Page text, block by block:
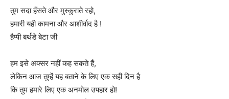
तुम सदा हँसते और मुस्कुराते रहो,
हमारी यही कामना और आशीर्वाद है !
हैप्पी बर्थडे बेटा जी
हम इसे अक्सर नहीं कह सकते हैं,
लेकिन आज तुम्हें यह बताने के लिए एक सही दिन है
कि तुम हमारे लिए एक अनमोल उपहार हो!